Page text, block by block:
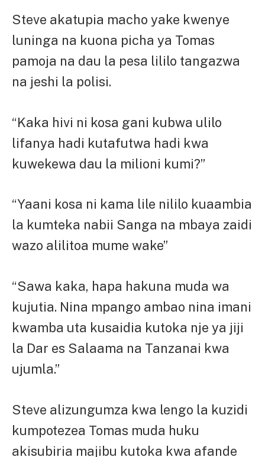
Steve akatupia macho yake kwenye
luninga na kuona picha ya Tomas
pamoja na dau la pesa lililo tangazwa
na jeshi la polisi.
“Kaka hivi ni kosa gani kubwa ulilo
lifanya hadi kutafutwa hadi kwa
kuwekewa dau la milioni kumi?”
“Yaani kosa ni kama lile nililo kuaambia
la kumteka nabii Sanga na mbaya zaidi
wazo alilitoa mume wake”
“Sawa kaka, hapa hakuna muda wa
kujutia. Nina mpango ambao nina imani
kwamba uta kusaidia kutoka nje ya jiji
la Dar es Salaama na Tanzanai kwa
ujumla.”
Steve alizungumza kwa lengo la kuzidi
kumpotezea Tomas muda huku
akisubiria majibu kutoka kwa afande